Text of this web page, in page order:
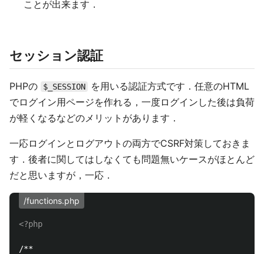
ことが出来ます．
セッション認証
PHPの $_SESSION
を用いる認証方式です．任意のHTML
でログイン用ページを作れる，一度ログインした後は負荷
が軽くなるなどのメリットがあります．
一応ログインとログアウトの両方でCSRF対策しておきま
す．後者に関してはしなくても問題無いケースがほとんど
だと思いますが，一応．
/functions.php
<?php
/**